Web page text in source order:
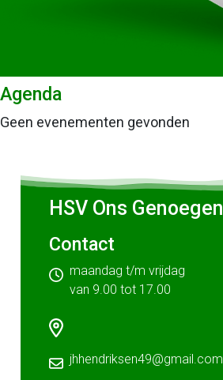
Agenda
Geen evenementen gevonden
HSV Ons Genoegen
Contact
maandag t/m vrijdag
van 9.00 tot 17.00
jhhendriksen49@gmail.com